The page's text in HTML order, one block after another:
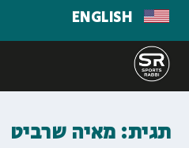
ENGLISH
תגית: מאיה שרביט